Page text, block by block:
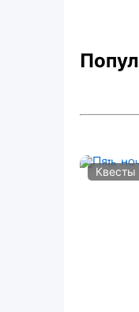
Квесты